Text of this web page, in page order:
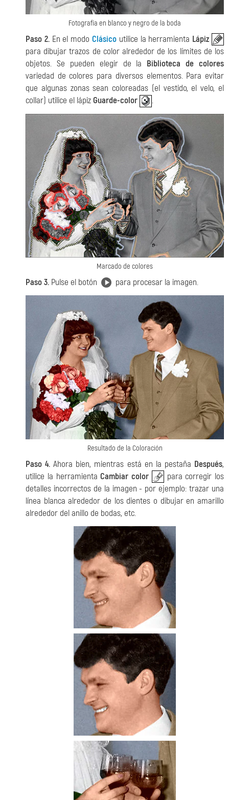
Fotografía en blanco y negro de la boda
Paso 2.En el modoClásico utilice la herramienta Lápiz
para dibujar trazos de color alrededor de los límites de los
objetos. Se pueden elegir de la Biblioteca de colores
variedad de colores para diversos elementos. Para evitar
que algunas zonas sean coloreadas (el vestido, el velo, el
collar) utilice el lápizGuarde-color .
Marcado de colores
Paso 3. Pulse el botón para procesar la imagen.
Resultado de la Coloración
Paso 4. Ahora bien, mientras está en la pestaña Después,
utilice la herramientaCambiar color
para corregir los
detalles incorrectos de la imagen - por ejemplo: trazar una
línea blanca alrededor de los dientes o dibujar en amarillo
alrededor del anillo de bodas, etc.